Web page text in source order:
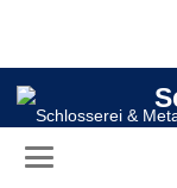
–
Schlosserei
Geländer (13)